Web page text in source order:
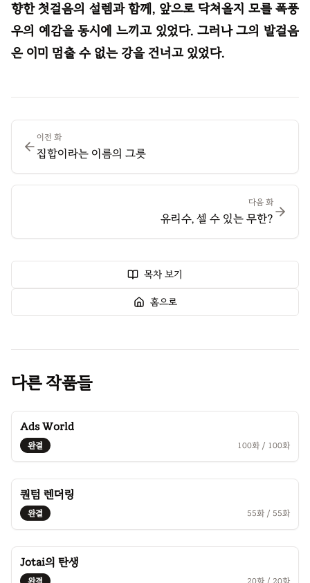
향한 첫걸음의 설렘과 함께, 앞으로 닥쳐올지 모를 폭풍
우의 예감을 동시에 느끼고 있었다. 그러나 그의 발걸음
은 이미 멈출 수 없는 강을 건너고 있었다.
이전 화
집합이라는 이름의 그릇
다음 화
유리수, 셀 수 있는 무한?
목차 보기
홈으로
다른 작품들
Ads World
완결 100화 / 100화
퀀텀 렌더링
완결 55화 / 55화
Jotai의 탄생
완결 20화 / 20화